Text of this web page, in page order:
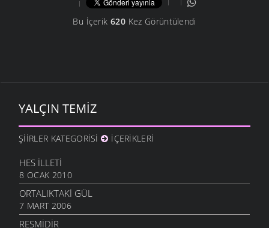
Bu İçerik 620Kez Görüntülendi
YALÇIN TEMIZ
ŞIIRLER KATEGORISI İÇERIKLERI
HES İLLETI
8 OCAK 2010
ORTALIKTAKI GÜL
7 MART 2006
RESMIDIR